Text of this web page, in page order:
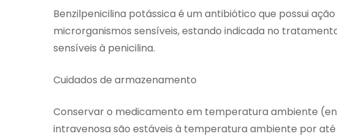
Benzilpenicilina potássica é um antibiótico que possui
microrganismos sensíveis, estando indicada no
sensíveis à penicilina.
Cuidados de armazenamento
Conservar o medicamento em temperatura ambiente
intravenosa são estáveis à temperatura ambiente por até